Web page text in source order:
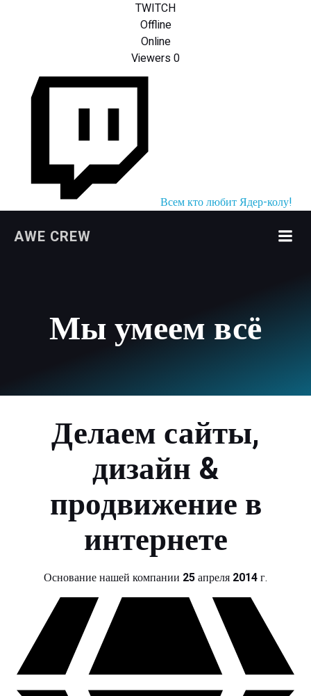
TWITCH
Offline
Online
Viewers0
Всем кто любит Ядер-колу!
AWE CREW
Мы умеем всё
Делаем сайты,
дизайн &
продвижение в
интернете
Основание нашей компании 25апреля 2014г.